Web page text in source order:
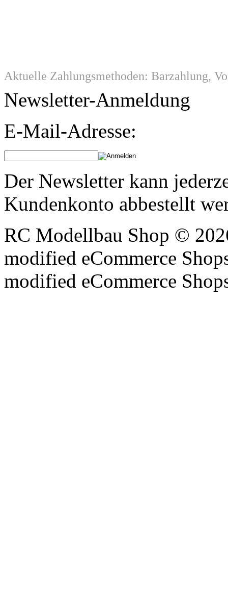
Aktuelle Zahlungsmethoden: Barzahlung,
Newsletter-Anmeldung
E-Mail-Adresse:
Der Newsletter kann
Kundenkonto abbestellt
RC Modellbau Shop ©
modified eCommerce
modified eCommerce